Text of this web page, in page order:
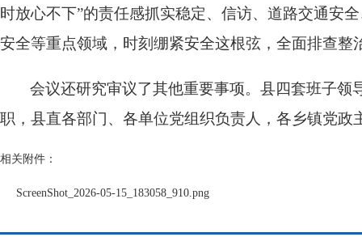
时放心不下”的责任感抓实稳定、信访、道路交通安
安全等重点领域，时刻绷紧安全这根弦，全面排查
会议还研究审议了其他重要事项。县四套班子
职，县直各部门、各单位党组织负责人，各乡镇党政
相关附件：
ScreenShot_2026-05-15_183058_910.png